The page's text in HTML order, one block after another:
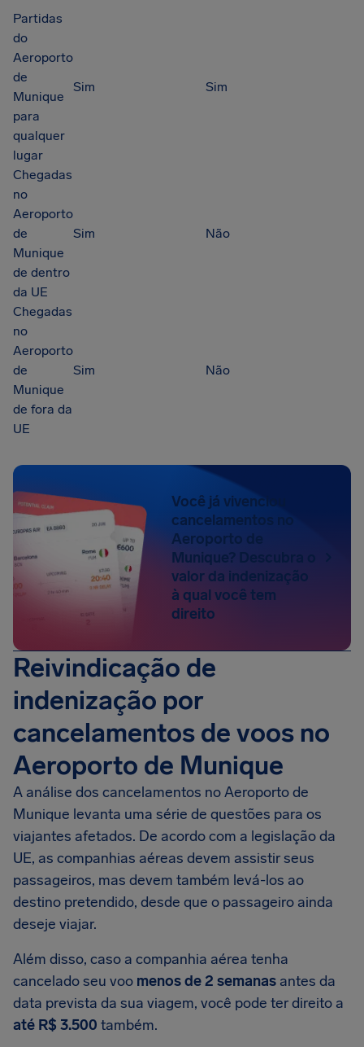
Partidas
do
Aeroporto
de
Munique
para
qualquer
lugar
Sim Sim
Chegadas
no
Aeroporto
de
Munique
de dentro
da UE
Sim Não
Chegadas
no
Aeroporto
de
Munique
de fora da
UE
Sim Não
Você já vivenciou
cancelamentos no
Aeroporto de
Munique? Descubra o
valor da indenização
à qual você tem
direito
Reivindicação de
indenização por
cancelamentos de voos no
Aeroporto de Munique
A análise dos cancelamentos no Aeroporto de
Munique levanta uma série de questões para os
viajantes afetados. De acordo com a legislação da
UE, as companhias aéreas devem assistir seus
passageiros, mas devem também levá-los ao
destino pretendido, desde que o passageiro ainda
deseje viajar.
Além disso, caso a companhia aérea tenha
cancelado seu voo menos de 2 semanas antes da
data prevista da sua viagem, você pode ter direito a
até R$ 3.500 também.